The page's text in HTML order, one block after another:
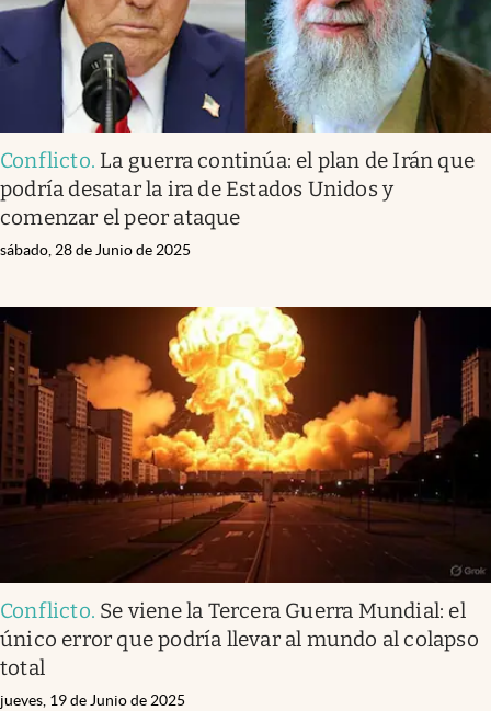
Conflicto. La guerra continúa: el plan de Irán que
podría desatar la ira de Estados Unidos y
comenzar el peor ataque
sábado, 28 de Junio de 2025
Conflicto. Se viene la Tercera Guerra Mundial: el
único error que podría llevar al mundo al colapso
total
jueves, 19 de Junio de 2025